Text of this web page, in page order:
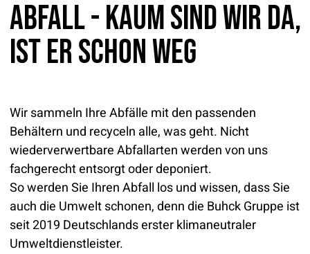
Abfall - kaum sind wir da,
ist er schon weg
Wir sammeln Ihre Abfälle mit den passenden
Behältern und recyceln alle, was geht. Nicht
wiederverwertbare Abfallarten werden von uns
fachgerecht entsorgt oder deponiert.
So werden Sie Ihren Abfall los und wissen, dass Sie
auch die Umwelt schonen, denn die Buhck Gruppe ist
seit 2019 Deutschlands erster klimaneutraler
Umweltdienstleister.